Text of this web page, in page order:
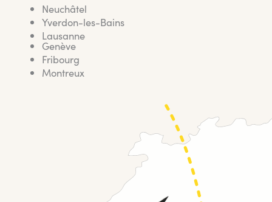
Neuchâtel
Yverdon-les-Bains
Lausanne
Genève
Fribourg
Montreux